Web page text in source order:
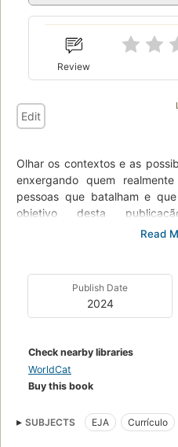
Review
Edit
Olhar os contextos e as
enxergando quem
pessoas que batalham e
objetivo desta
profissionais/
refletido, sobretudo, a
decoloniais e antirracistas,
obra, pessoas que
preocupações prementes para
Publish Date
2024
Check nearby libraries
WorldCat
Buy this book
SUBJECTS EJA Currículo